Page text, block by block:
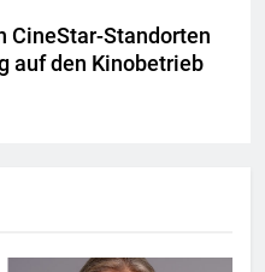
CineStar-Standorten
auf den Kinobetrieb